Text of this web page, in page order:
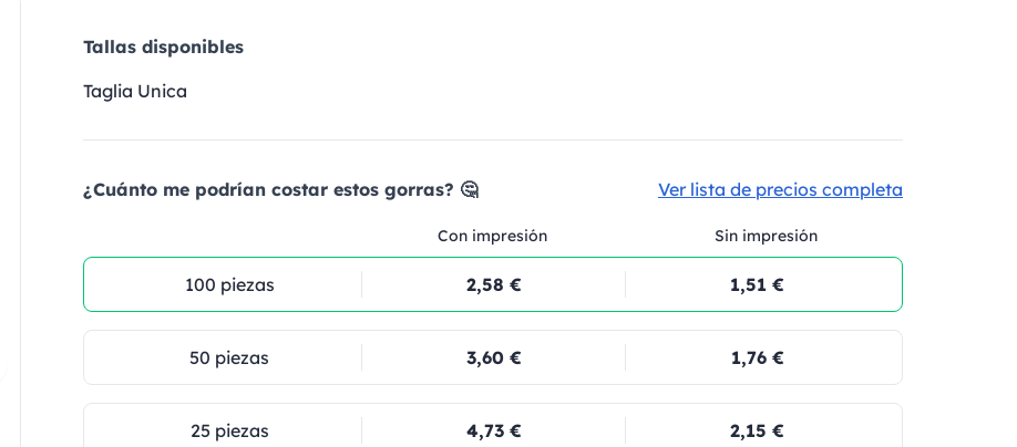
Tallas disponibles
Taglia Unica
¿Cuánto me podrían costar estos gorras? 🤔 Ver lista de precios completa
Con impresión Sin impresión
100 piezas 2,58 € 1,51 €
50 piezas 3,60 € 1,76 €
25 piezas 4,73 € 2,15 €